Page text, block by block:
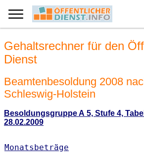
Gehaltsrechner für den
Dienst
Beamtenbesoldung 2008
Schleswig-Holstein
Besoldungsgruppe A 5, Stufe 4,
28.02.2009
Monatsbeträge